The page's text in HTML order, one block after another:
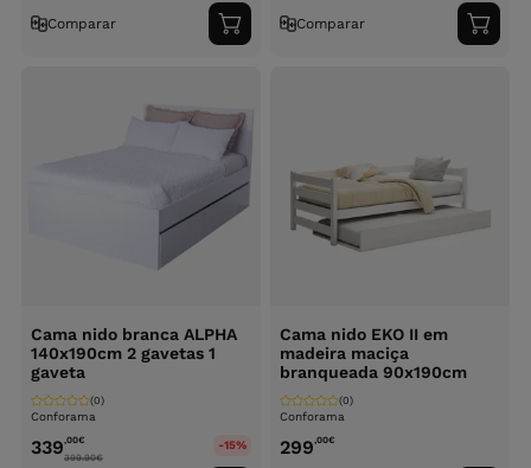
Comparar
Adicionar
ao
Comparar
ao
Cama nido branca ALPHA
140x190cm 2 gavetas 1
gaveta
Conforama
(0)
339,00€
399.90€
-15%
Cama nido EKO II em
madeira maciça
branqueada 90x190cm
Conforama
(0)
299,00€